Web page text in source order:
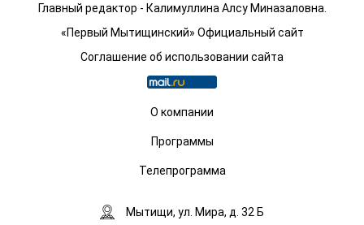
Главный редактор - Калимуллина Алсу Миназаловна.
«Первый Мытищинский» Официальный сайт
Соглашение об использовании сайта
О компании
Программы
Телепрограмма
Мытищи, ул. Мира, д. 32 Б